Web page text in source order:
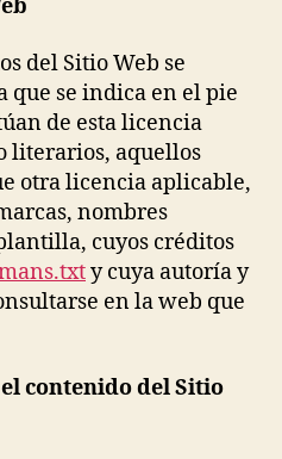
del Sitio Web se
que se indica en el pie
de esta licencia
literarios, aquellos
otra licencia aplicable,
nombres
cuyos créditos
y cuya autoría y
en la web que
contenido del Sitio